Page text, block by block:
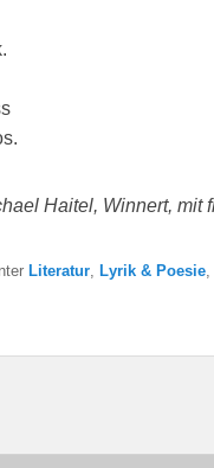
Haitel, Winnert, mit
Literatur Lyrik & Poesie